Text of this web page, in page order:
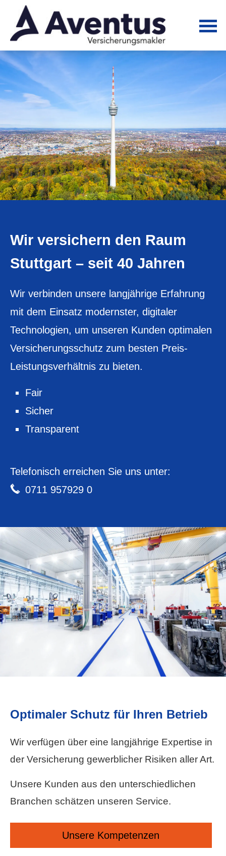
Wir ver­sichern den Raum
Stuttgart – seit 40 Jahren
Wir verbinden unsere langjährige Erfahrung
mit dem Einsatz modernster, digitaler
Technologien, um unseren Kunden optimalen
Versicherungsschutz zum besten Preis-
Leistungsverhältnis zu bieten.
Fair
Sicher
Transparent
Telefonisch erreichen Sie uns unter:
0711 957929 0
Optimaler Schutz für Ihren Betrieb
Wir verfügen über eine langjährige Expertise in
der Versicherung gewerblicher Risiken aller Art.
Unsere Kunden aus den unterschiedlichen
Branchen schätzen unseren Service.
Unsere Kompetenzen